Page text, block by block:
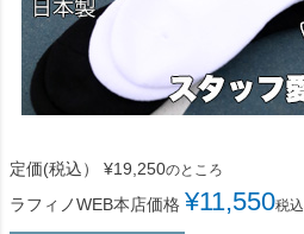
定価(税込） ¥19,250のところ
ラフィノWEB本店価格 ¥11,550税込